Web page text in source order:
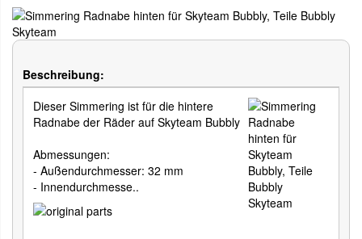
Beschreibung:
Dieser Simmering ist für die hintere
Radnabe der Räder auf Skyteam Bubbly
Abmessungen:
- Außendurchmesser: 32 mm
- Innendurchmesse..